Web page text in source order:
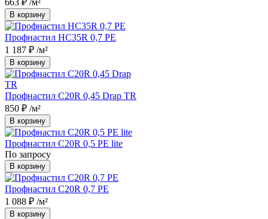
В корзину
Профнастил НС35R 0,7 PE
1 187 ₽ /м²
В корзину
Профнастил С20R 0,45 Drap TR
850 ₽ /м²
В корзину
Профнастил С20R 0,5 PE lite
По запросу
В корзину
Профнастил С20R 0,7 PE
1 088 ₽ /м²
В корзину